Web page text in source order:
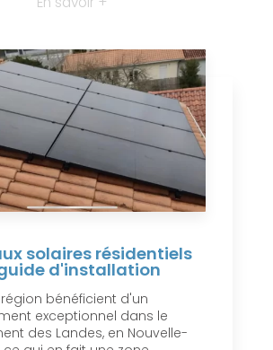
solaires résidentiels
d'installation
bénéficient d'un
exceptionnel dans le
des Landes, en Nouvelle-